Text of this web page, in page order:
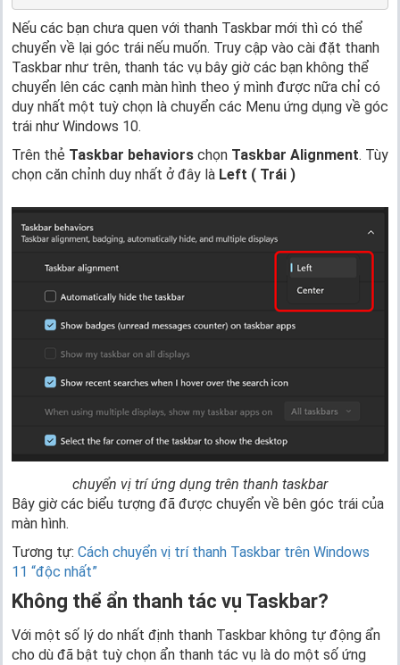
Nếu các bạn chưa quen với thanh Taskbar mới thì có thể
chuyển về lại góc trái nếu muốn. Truy cập vào cài đặt thanh
Taskbar như trên, thanh tác vụ bây giờ các bạn không thể
chuyển lên các cạnh màn hình theo ý mình được nữa chỉ có
duy nhất một tuỳ chọn là chuyển các Menu ứng dụng về góc
trái như Windows 10.
Trên thẻ Taskbar behaviors chọn Taskbar Alignment. Tùy
chọn căn chỉnh duy nhất ở đây là Left ( Trái )
chuyển vị trí ứng dụng trên thanh taskbar
Bây giờ các biểu tượng đã được chuyển về bên góc trái của
màn hình.
Tương tự: Cách chuyển vị trí thanh Taskbar trên Windows
11 “độc nhất”
Không thể ẩn thanh tác vụ Taskbar?
Với một số lý do nhất định thanh Taskbar không tự động ẩn
cho dù đã bật tuỳ chọn ẩn thanh tác vụ là do một số ứng